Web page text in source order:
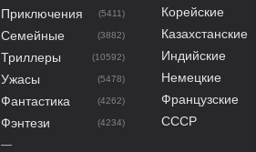
Приключения (5411)
Семейные (3882)
Триллеры (10592)
Ужасы (5478)
Фантастика (4262)
Фэнтези (4234)
—
Корейские
Казахстанские
Индийские
Немецкие
Французские
СССР